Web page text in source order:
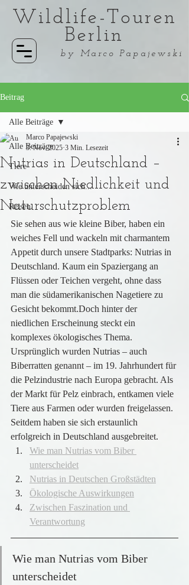
Wildlife-Touren
Berlin
by Marco Papajewski
Beitrag
Alle Beiträge
Tiere
Wie unterscheiden sich...
Reisen
Alle Beiträge
Nutrias in Deutschland –
zwischen Niedlichkeit und
Naturschutzproblem
Marco Papajewski
3. Nov. 2025 3 Min. Lesezeit
Sie sehen aus wie kleine Biber, haben ein
weiches Fell und wackeln mit charmantem
Appetit durch unsere Stadtparks: Nutrias in
Deutschland. Kaum ein Spaziergang an
Flüssen oder Teichen vergeht, ohne dass
man die südamerikanischen Nagetiere zu
Gesicht bekommt.Doch hinter der
niedlichen Erscheinung steckt ein
komplexes ökologisches Thema.
Ursprünglich wurden Nutrias – auch
Biberratten genannt – im 19. Jahrhundert für
die Pelzindustrie nach Europa gebracht. Als
der Markt für Pelz einbrach, entkamen viele
Tiere aus Farmen oder wurden freigelassen.
Seitdem haben sie sich erstaunlich
erfolgreich in Deutschland ausgebreitet.
Wie man Nutrias vom Biber
unterscheidet
Nutrias in Deutschen Großstädten
Ökologische Auswirkungen
Zwischen Faszination und
Verantwortung
Wie man Nutrias vom Biber
unterscheidet